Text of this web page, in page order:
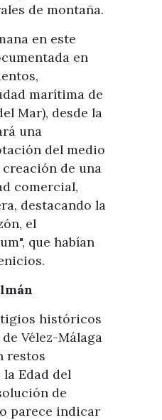
de montaña.
en este
en
marítima de
Mar), desde la
una
del medio
de una
comercial,
destacando la
el
que habían
históricos
Vélez-Málaga
restos
Edad del
de
parece indicar